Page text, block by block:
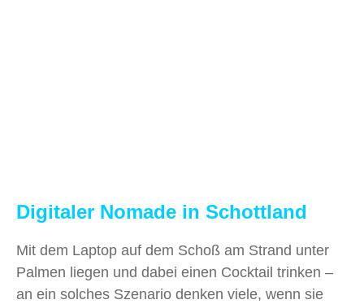
Digitaler Nomade in Schottland
Mit dem Laptop auf dem Schoß am Strand unter
Palmen liegen und dabei einen Cocktail trinken –
an ein solches Szenario denken viele, wenn sie